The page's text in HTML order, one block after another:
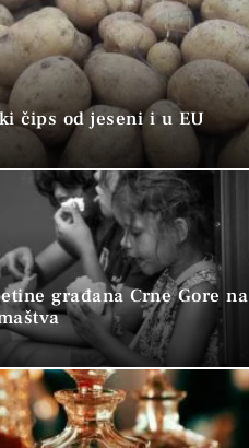
čips od jeseni i u EU
građana Crne Gore na